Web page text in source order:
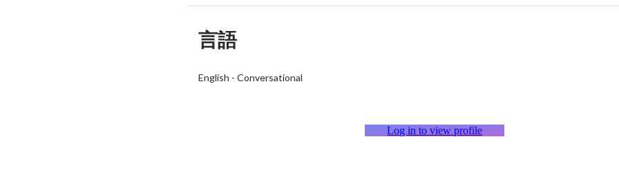
言語
English - Conversational
Log in to view profile